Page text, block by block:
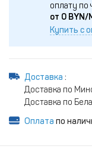
оплату по
от 0
Купить с
Доставка :
Доставка по
Доставка по
Оплата по